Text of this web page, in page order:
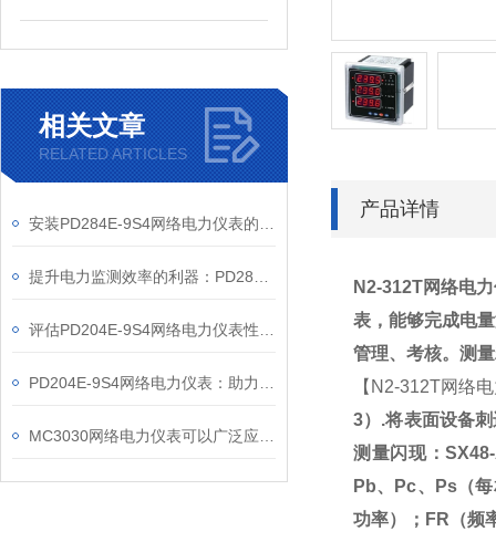
相关文章
RELATED ARTICLES
产品详情
N2-312T网络电
表，能够完成电
管理、考核。测
【 N2-312T网络
3） .将表面设备
测量闪现：
Pb、 Pc、 Ps （
功率）； FR （